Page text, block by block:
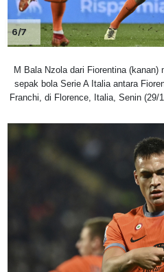
6/7
M Bala Nzola dari Fiorentina (kanan)
sepak bola Serie A Italia antara
Franchi, di Florence, Italia, Senin